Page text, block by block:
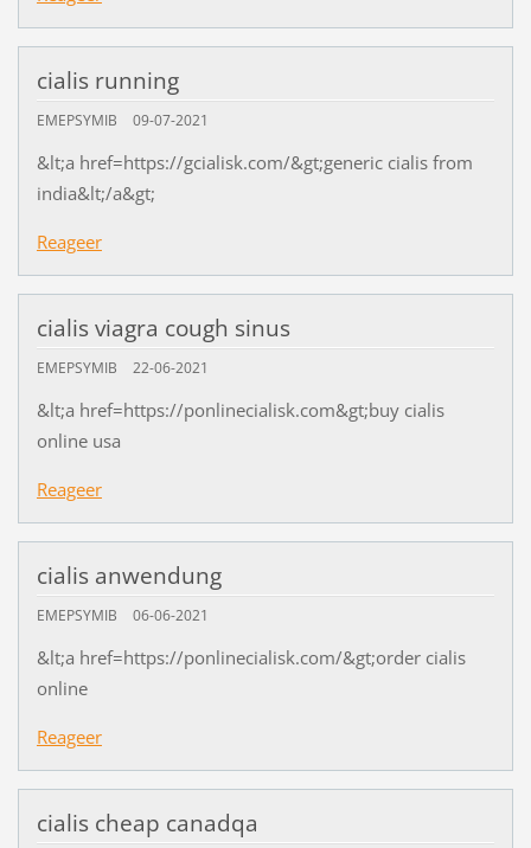
cialis running
EMEPSYMIB 09-07-2021
&lt;a href=https://gcialisk.com/&gt;generic cialis from
india&lt;/a&gt;
Reageer
cialis viagra cough sinus
EMEPSYMIB 22-06-2021
&lt;a href=https://ponlinecialisk.com&gt;buy cialis
online usa
Reageer
cialis anwendung
EMEPSYMIB 06-06-2021
&lt;a href=https://ponlinecialisk.com/&gt;order cialis
online
Reageer
cialis cheap canadqa